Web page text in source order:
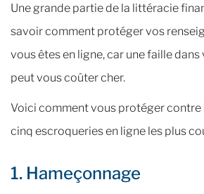
Une grande partie de la littéracie
savoir comment protéger vos
vous êtes en ligne, car une faille
peut vous coûter cher.
Voici comment vous protéger contre
cinq escroqueries en ligne les plus
1. Hameçonnage